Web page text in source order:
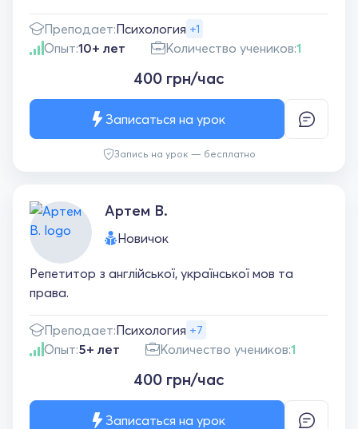
Преподает:Психология +1
Опыт:10+ лет Количество учеников:1
400 грн/час
Запись на урок — бесплатно
Записаться на урок
Артем В.
Новичок
Репетитор з англійської, української мов та
права.
Преподает:Психология +7
Опыт:5+ лет Количество учеников:1
400 грн/час
Записаться на урок